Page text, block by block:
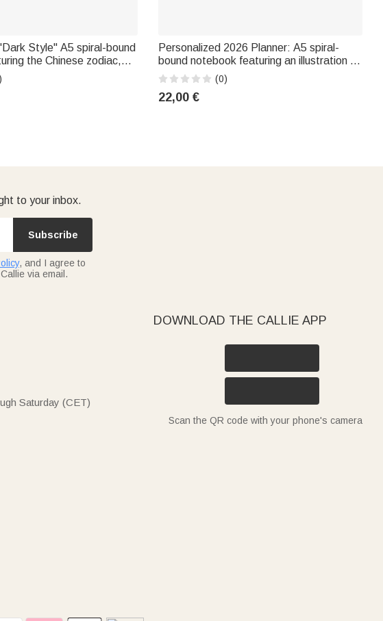
Style" A5 spiral-bound
the Chinese zodiac,
everyday use – The
gift for friends and gaming
Personalized 2026 Planner: A5 spiral-
bound notebook featuring an illustration of
a little girl reading, with weekly and
monthly planning pages – Birthday or N
gift
(0)
22,00 €
to your inbox.
Subscribe
, and I agree to
via email.
Saturday (CET)
DOWNLOAD THE CALLIE APP
Scan the QR code with your phone's camera